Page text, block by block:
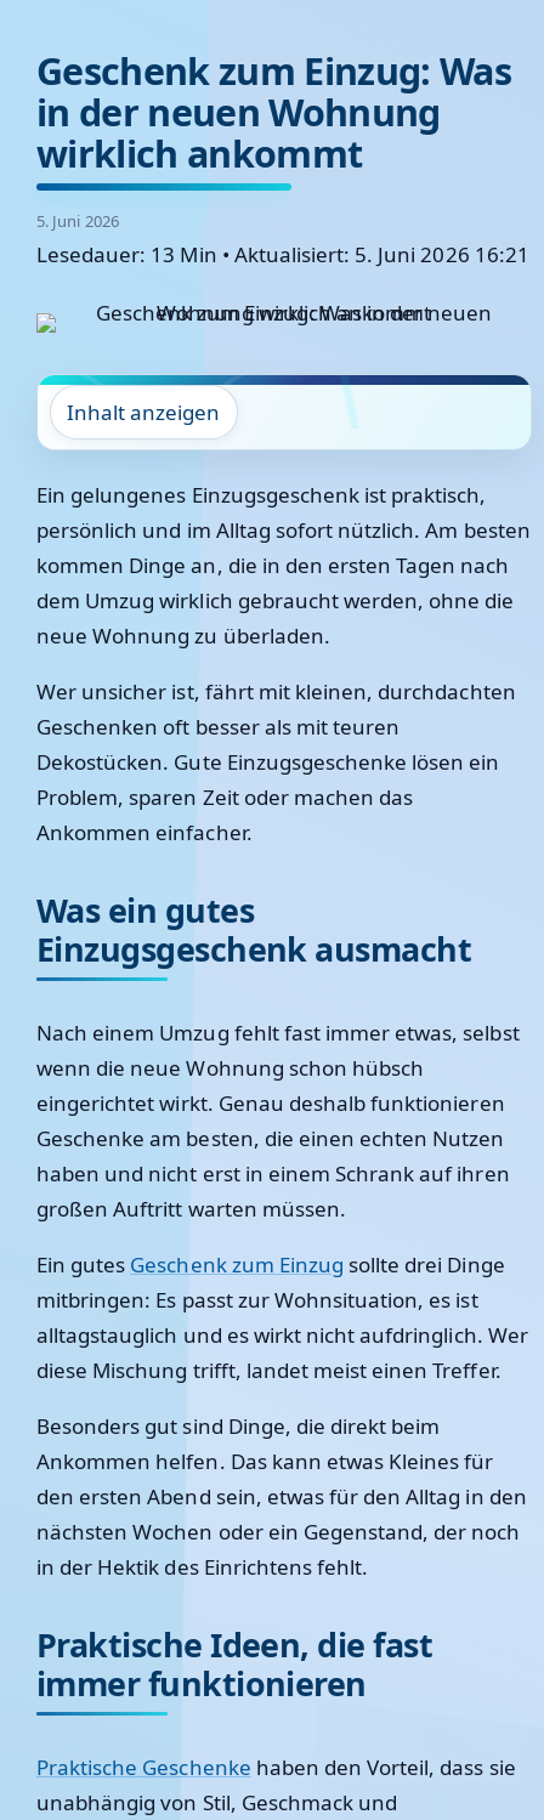
Geschenk zum Einzug: Was
in der neuen Wohnung
wirklich ankommt
5. Juni 2026
Lesedauer: 13 Min • Aktualisiert: 5. Juni 2026 16:21
Inhalt anzeigen
Ein gelungenes Einzugsgeschenk ist praktisch,
persönlich und im Alltag sofort nützlich. Am besten
kommen Dinge an, die in den ersten Tagen nach
dem Umzug wirklich gebraucht werden, ohne die
neue Wohnung zu überladen.
Wer unsicher ist, fährt mit kleinen, durchdachten
Geschenken oft besser als mit teuren
Dekostücken. Gute Einzugsgeschenke lösen ein
Problem, sparen Zeit oder machen das
Ankommen einfacher.
Was ein gutes
Einzugsgeschenk ausmacht
Nach einem Umzug fehlt fast immer etwas, selbst
wenn die neue Wohnung schon hübsch
eingerichtet wirkt. Genau deshalb funktionieren
Geschenke am besten, die einen echten Nutzen
haben und nicht erst in einem Schrank auf ihren
großen Auftritt warten müssen.
Ein gutes Geschenk zum Einzug sollte drei Dinge
mitbringen: Es passt zur Wohnsituation, es ist
alltagstauglich und es wirkt nicht aufdringlich. Wer
diese Mischung trifft, landet meist einen Treffer.
Besonders gut sind Dinge, die direkt beim
Ankommen helfen. Das kann etwas Kleines für
den ersten Abend sein, etwas für den Alltag in den
nächsten Wochen oder ein Gegenstand, der noch
in der Hektik des Einrichtens fehlt.
Praktische Ideen, die fast
immer funktionieren
Praktische Geschenke haben den Vorteil, dass sie
unabhängig von Stil, Geschmack und